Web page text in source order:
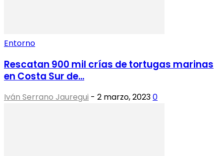
Entorno
Rescatan 900 mil crías de tortugas marinas
en Costa Sur de...
Iván Serrano Jauregui - 2 marzo, 20230